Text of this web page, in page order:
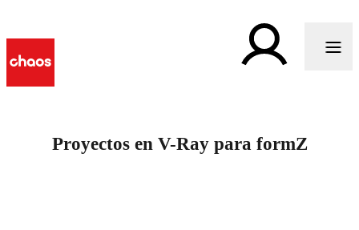
Proyectos en V-Ray para formZ